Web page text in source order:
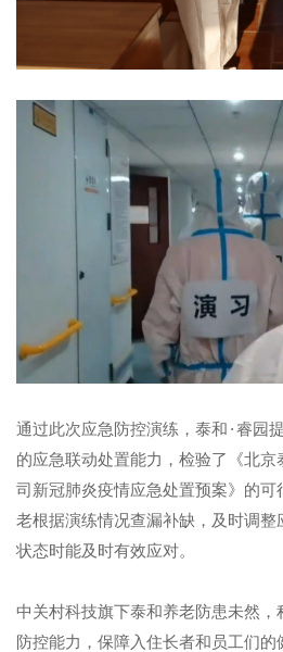
通过此次应急防控演练，泰和 · 睿园
的应急联动处置能力，检验了《北
司新冠肺炎疫情应急处置预案》的可
老根据演练情况查漏补缺，及时调整
状态时能及时有效应对。
中关村科技旗下泰和养老防患未然，
防控能力，保障入住长者和员工们的